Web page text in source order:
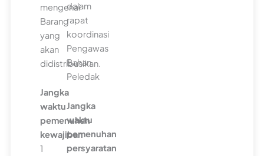
mengenai
Barang
yang
akan
didistribusikan.
Jangka
waktu
pemenuhan
kewajiban
1
dalam
rapat
koordinasi
Pengawas
Bahan
Peledak
Jangka
waktu
pemenuhan
persyaratan